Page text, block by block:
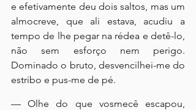
e efetivamente deu dois saltos, mas um
almocreve, que ali estava, acudiu a
tempo de lhe pegar na rédea e detê-lo,
não sem esforço nem perigo.
Dominado o bruto, desvencilhei-me do
estribo e pus-me de pé.
— Olhe do que vosmecê escapou,